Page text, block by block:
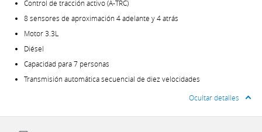
Control de tracción activo (A-TRC)
8 sensores de aproximación 4 adelante y 4 atrás
Motor 3.3L
Diésel
Capacidad para 7 personas
Transmisión automática secuencial de diez velocidades
Ocultar detalles